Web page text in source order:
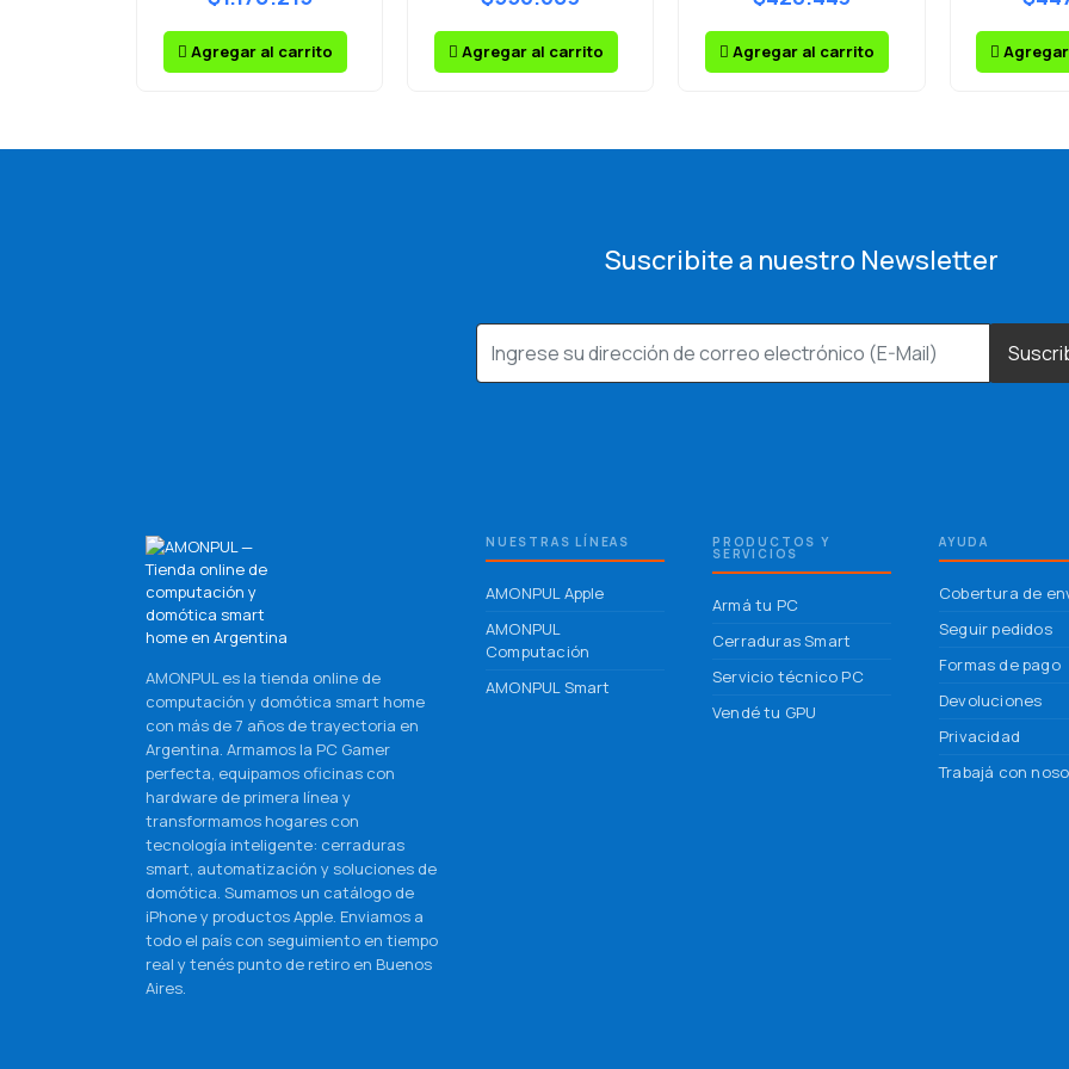
Agregar al carrito Agregar al carrito Agregar al carrito
Suscribite a nuestro Newsletter
AMONPUL es la tienda online de
computación y domótica smart home
con más de 7 años de trayectoria en
Argentina. Armamos la PC Gamer
perfecta, equipamos oficinas con
hardware de primera línea y
transformamos hogares con
tecnología inteligente: cerraduras
smart, automatización y soluciones de
domótica. Sumamos un catálogo de
iPhone y productos Apple. Enviamos a
todo el país con seguimiento en tiempo
real y tenés punto de retiro en Buenos
Aires.
NUESTRAS LÍNEAS
AMONPUL Apple
AMONPUL
Computación
AMONPUL Smart
PRODUCTOS Y
SERVICIOS
Armá tu PC
Cerraduras Smart
Servicio técnico PC
Vendé tu GPU
AYUDA
Cobertura de
Seguir pedidos
Formas de pago
Devoluciones
Privacidad
Trabajá con